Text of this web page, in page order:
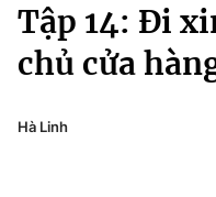
Chính trị
Xã hội
Pháp luật
Truyền hình
Văn hóa - Giải trí
Tập 14: Đi
chủ cửa
Hà Linh